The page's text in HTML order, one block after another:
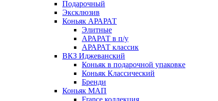
Подарочный
Эксклюзив
Коньяк АРАРАТ
Элитные
АРАРАТ в п/у
АРАРАТ классик
ВКЗ Иджеванский
Коньяк в подарочной упаковке
Коньяк Классический
Бренди
Коньяк МАП
France коллекция